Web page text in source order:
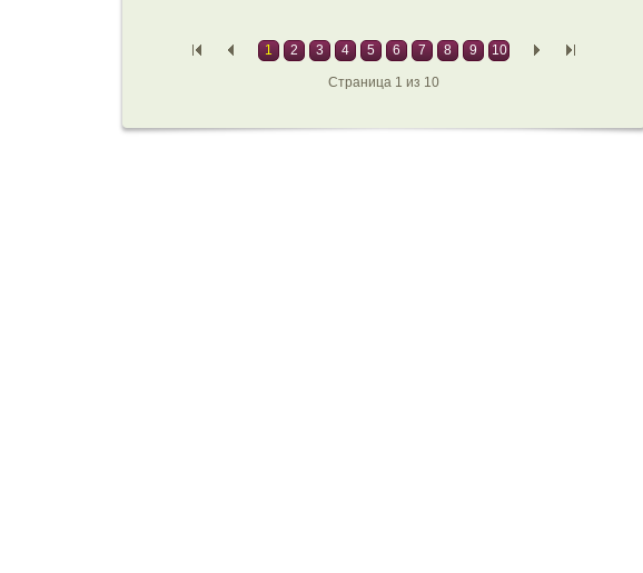
1 2 3 4 5 6 7 8 9 10
Страница 1 из 10